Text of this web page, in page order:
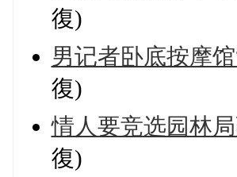
復)
男记者卧底按摩
復)
情人要竞选园林
復)